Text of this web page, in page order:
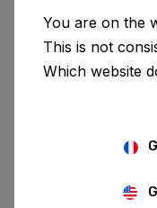
You are on the
This is not
Which website